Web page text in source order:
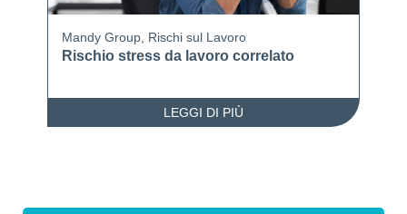
Mandy Group Rischi sul Lavoro
Rischio stress da lavoro correlato
LEGGI DI PIÙ